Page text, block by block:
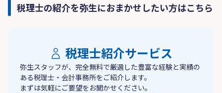
税理士の紹介を弥生におまかせしたい方はこちら
税理士紹介サービス
弥生スタッフが、完全無料で厳選した豊富な経験と実績の
ある税理士・会計事務所をご紹介します。
まずは気軽にご要望をお聞かせください。